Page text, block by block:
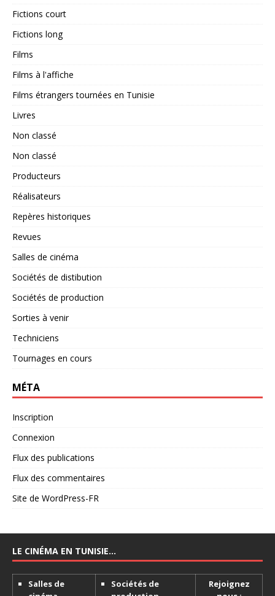
Fictions court
Fictions long
Films
Films à l'affiche
Films étrangers tournées en Tunisie
Livres
Non classé
Non classé
Producteurs
Réalisateurs
Repères historiques
Revues
Salles de cinéma
Sociétés de distibution
Sociétés de production
Sorties à venir
Techniciens
Tournages en cours
MÉTA
Inscription
Connexion
Flux des publications
Flux des commentaires
Site de WordPress-FR
LE CINÉMA EN TUNISIE…
Salles de
Sociétés de
Rejoignez